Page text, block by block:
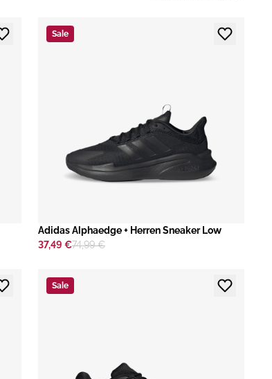
Sale
​Adidas Alphaedge + Herren Sneaker Low
37,49 €74,99 €
Sale